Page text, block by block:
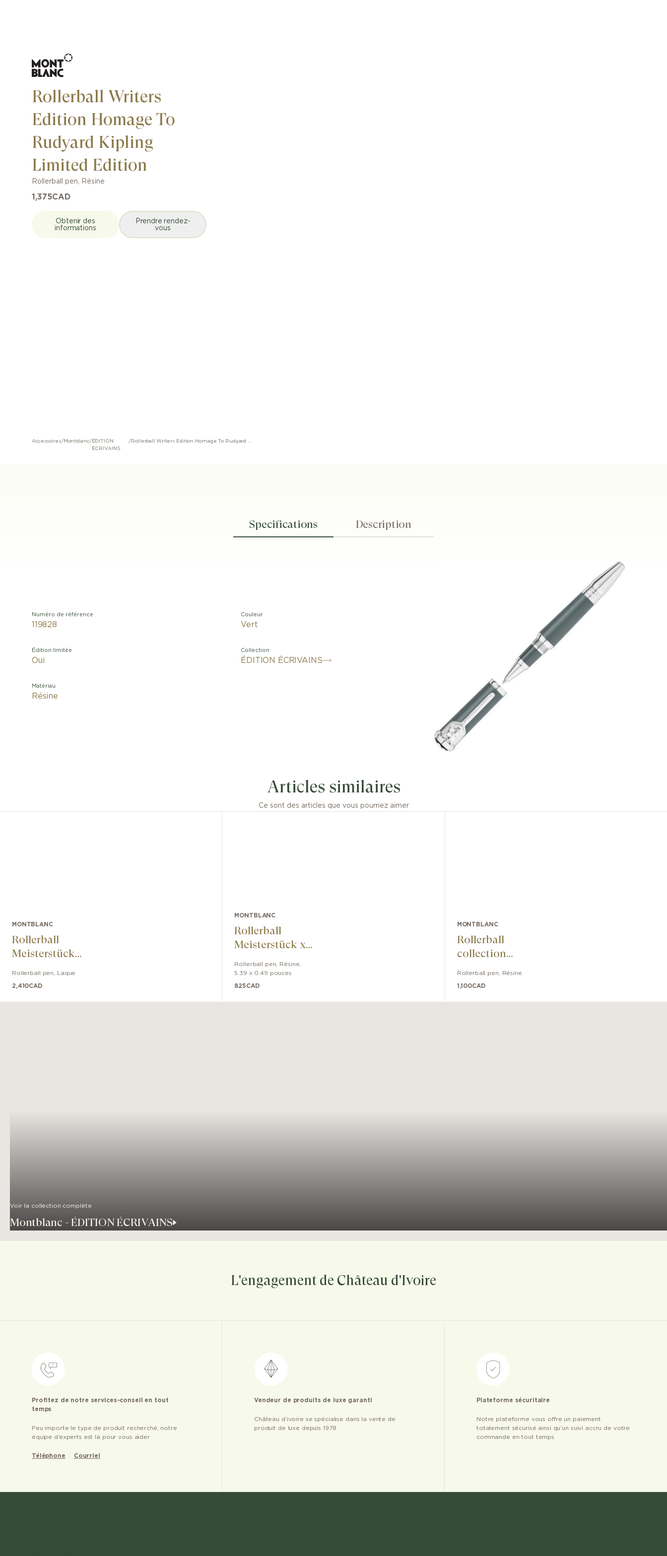
Rollerball Writers
Edition Homage To
Rudyard Kipling
Limited Edition
Rollerball pen, Résine
1,375CAD
Obtenir des
informations
Prendre rendez-
vous
Accessoires/Montblanc/ÉDITION
ÉCRIVAINS
/ Rollerball Writers Edition Homage To Rudyard Kipling Limited Edition
Specifications Description
Numéro de référence
119828
Édition limitée
Oui
Matériau
Résine
Couleur
Vert
Collection
ÉDITION ÉCRIVAINS
Articles similaires
Ce sont des articles que vous pourriez aimer
MONTBLANC
Rollerball
Meisterstück
Rollerball pen Laque
2,410CAD
MONTBLANC
Rollerball
Meisterstück x
Olympic Heritage
Chamonix 1924
Classique
Rollerball pen Résine
5.39 x 0.49 pouces
825CAD
MONTBLANC
Rollerball
collection
Meisterstück The
Origin Classique
Rollerball pen Résine
1,100CAD
Voir la collection complète
Montblanc - ÉDITION ÉCRIVAINS
L'engagement de Château d'Ivoire
Profitez de notre services-conseil en tout
temps
Peu importe le type de produit recherché, notre
équipe d’experts est là pour vous aider
Téléphone Courriel
Vendeur de produits de luxe garanti
Château d’ivoire se spécialise dans la vente de
produit de luxe depuis 1978
Plateforme sécuritaire
Notre plateforme vous offre un paiement
totalement sécurisé ainsi qu’un suivi accru de votre
commande en tout temps